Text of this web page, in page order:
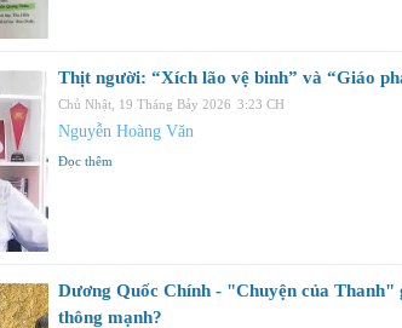
Thịt người: “Xích lão vệ binh” và “Giáo
Chủ Nhật, 19 Tháng Bảy 2026 3:23 CH
Nguyễn Hoàng Văn
Đọc thêm
Dương Quốc Chính - "Chuyện của
thông mạnh?